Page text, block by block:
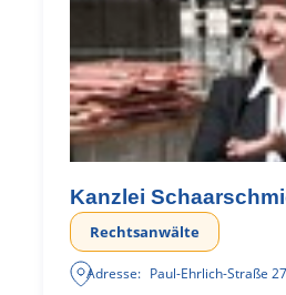
Kanzlei
Rechtsanwälte
Adresse: Paul-Ehrlich-Straße 27